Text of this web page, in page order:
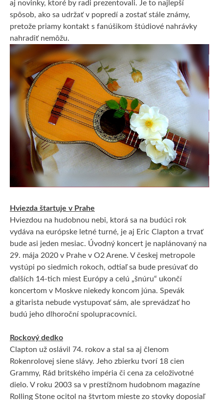
aj novinky, ktoré by radi prezentovali. Je to najlepší
spôsob, ako sa udržať v popredí a zostať stále známy,
pretože priamy kontakt s fanúšikom štúdiové nahrávky
nahradiť nemôžu.
Hviezda štartuje v Prahe
Hviezdou na hudobnou nebi, ktorá sa na budúci rok
vydáva na európske letné turné, je aj Eric Clapton a trvať
bude asi jeden mesiac. Úvodný koncert je naplánovaný na
29. mája 2020 v Prahe v O2 Arene. V českej metropole
vystúpi po siedmich rokoch, odtiaľ sa bude presúvať do
ďalších 14-tich miest Európy a celú „šnúru“ ukončí
koncertom v Moskve niekedy koncom júna. Spevák
a gitarista nebude vystupovať sám, ale sprevádzať ho
budú jeho dlhoroční spolupracovníci.
Rockový dedko
Clapton už oslávil 74. rokov a stal sa aj členom
Rokenrolovej siene slávy. Jeho zbierku tvorí 18 cien
Grammy, Rád britského impéria či cena za celoživotné
dielo. V roku 2003 sa v prestížnom hudobnom magazíne
Rolling Stone ocitol na štvrtom mieste zo stovky doposiaľ